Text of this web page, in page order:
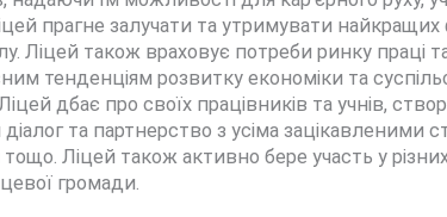
прагне залучати та утримувати найкращих
Ліцей також враховує потреби ринку
тенденціям розвитку економіки та
дбає про своїх працівників та учнів,
та партнерство з усіма
Ліцей також активно бере участь у
громади.